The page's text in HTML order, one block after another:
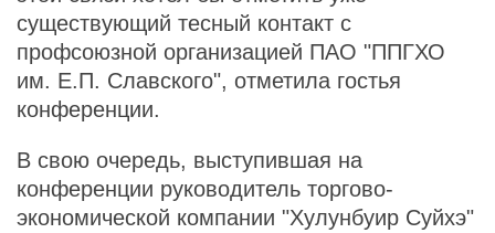
существующий тесный контакт с
профсоюзной организацией ПАО "ППГХО
им. Е.П. Славского", отметила гостья
конференции.
В свою очередь, выступившая на
конференции руководитель торгово-
экономической компании "Хулунбуир Суйхэ"